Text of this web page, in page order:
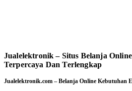
Jualelektronik – Situs Belanja
Terpercaya Dan Terlengkap
Jualelektronik.com – Belanja Online Kebutuhan